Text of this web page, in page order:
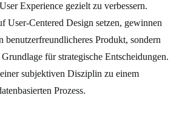
Experience gezielt zu verbessern.
User-Centered Design setzen, gewinnen
benutzerfreundlicheres Produkt, sondern
für strategische Entscheidungen.
subjektiven Disziplin zu einem
Prozess.